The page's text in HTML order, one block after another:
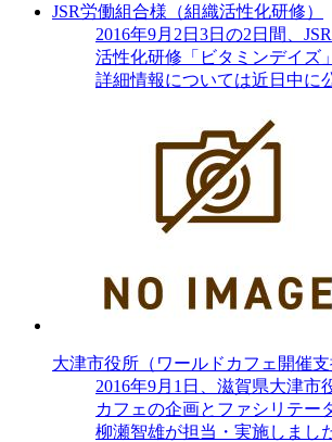
JSR労働組合様（組織活性化研修）
2016年9月2日3日の2日間、
活性化研修「ビタミンデイズ
詳細情報については近日中に
大津市役所（ワールドカフェ開催支
2016年9月1日、滋賀県大津市
カフェの企画とファシリテー
柳瀬智雄が担当・実施しまし